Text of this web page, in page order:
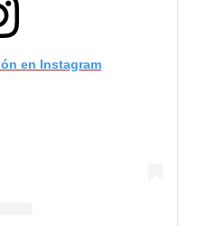
en Instagram